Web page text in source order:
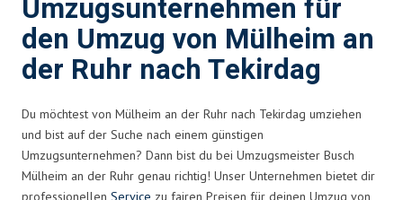
Umzugsunternehmen für
den Umzug von Mülheim an
der Ruhr nach Tekirdag
Du möchtest von Mülheim an der Ruhr nach Tekirdag umziehen
und bist auf der Suche nach einem günstigen
Umzugsunternehmen? Dann bist du bei Umzugsmeister Busch
Mülheim an der Ruhr genau richtig! Unser Unternehmen bietet dir
professionellen Service zu fairen Preisen für deinen Umzug von